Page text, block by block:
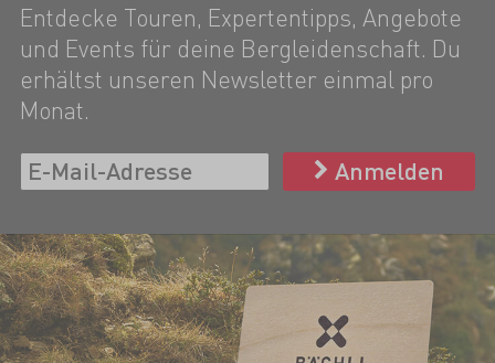
Entdecke Touren, Expertentipps, Angebote
und Events für deine Bergleidenschaft. Du
erhältst unseren Newsletter einmal pro
Monat.
Anmelden